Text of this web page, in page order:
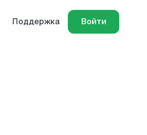
Поддержка Войти